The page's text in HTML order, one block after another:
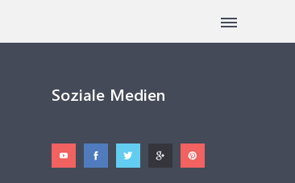
Soziale Medien